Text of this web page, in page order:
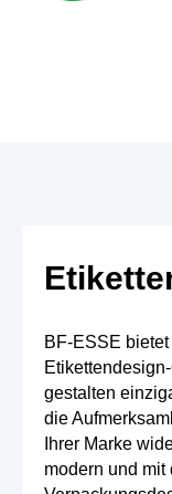
BF-ESSE
gestalten
die
Ihrer Marke
modern und mit